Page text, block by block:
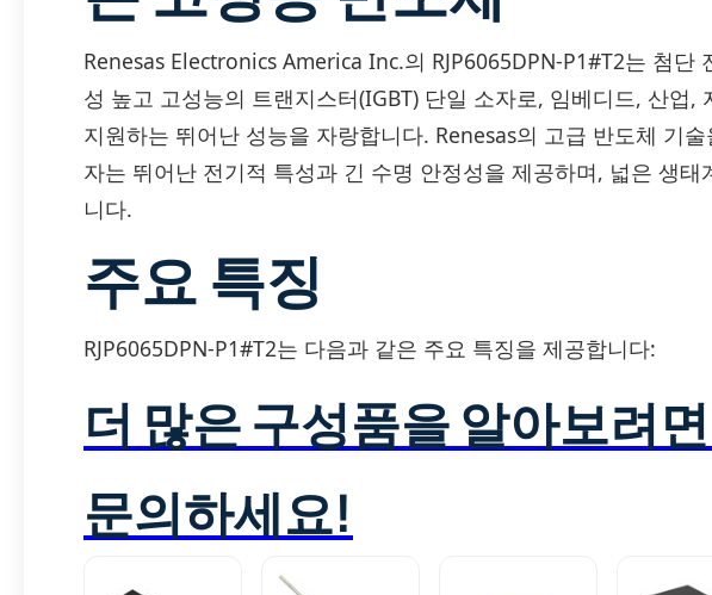
Renesas Electronics America Inc.의 RJP6065DPN-P1#T2는 첨단
성 높고 고성능의 트랜지스터(IGBT) 단일 소자로, 임베디드, 산업,
지원하는 뛰어난 성능을 자랑합니다. Renesas의 고급 반도체 기
자는 뛰어난 전기적 특성과 긴 수명 안정성을 제공하며, 넓은 생태
니다.
주요 특징
RJP6065DPN-P1#T2는 다음과 같은 주요 특징을 제공합니다:
더 많은 구성품을 알아보려
문의하세요!